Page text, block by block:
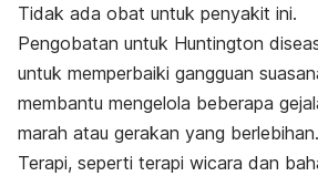
Tidak ada obat untuk penyakit ini.
Pengobatan untuk Huntington
untuk memperbaiki gangguan
membantu mengelola beberapa
marah atau gerakan yang berlebihan.
Terapi, seperti terapi wicara dan